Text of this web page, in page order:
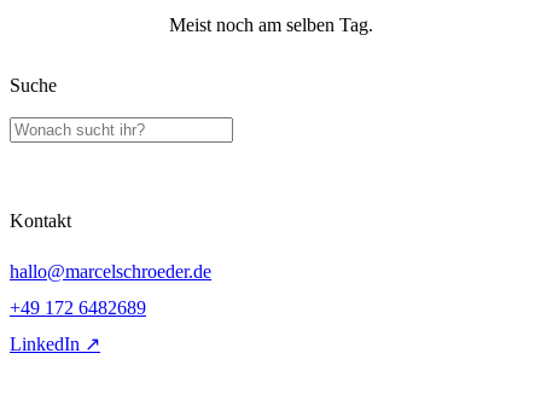
Meist noch am selben Tag.
Suche
Kontakt
hallo@marcelschroeder.de
+49 172 6482689
LinkedIn ↗